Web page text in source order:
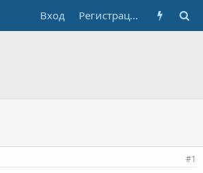
Вход Регистрация
#1